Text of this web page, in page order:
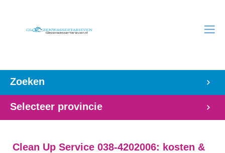
Zoeken
Selecteer provincie
Clean Up Service 038-4202006: kosten &